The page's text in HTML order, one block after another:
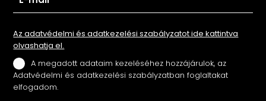
Az adatvédelmi és adatkezelési szabályzatot ide kattintva
olvashatja el.
A megadott adataim kezeléséhez hozzájárulok, az
Adatvédelmi és adatkezelési szabályzatban foglaltakat
elfogadom.